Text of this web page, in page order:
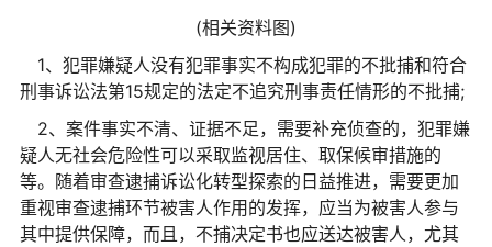
(相关资料图)
1、犯罪嫌疑人没有犯罪事实不构成犯罪的不批捕和符合
刑事诉讼法第15规定的法定不追究刑事责任情形的不批捕;
2、案件事实不清、证据不足，需要补充侦查的，犯罪嫌
疑人无社会危险性可以采取监视居住、取保候审措施的
等。随着审查逮捕诉讼化转型探索的日益推进，需要更加
重视审查逮捕环节被害人作用的发挥，应当为被害人参与
其中提供保障，而且，不捕决定书也应送达被害人，尤其